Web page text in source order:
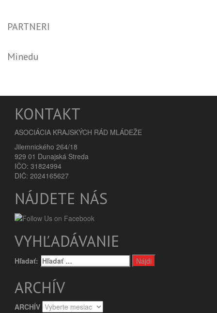
PARTNERI
Minedu
KONTAKT
ASOCIÁCIA KRAJSKÝCH RÁD MLÁDEŽE
Jilemnického 264/18
929 01 Dunajská Streda
IČO: 31824994
DIČ: 2024165627
NÁJDETE NÁS
VYHĽADÁVANIE
Hľadať:
ARCHÍV
ARCHÍV